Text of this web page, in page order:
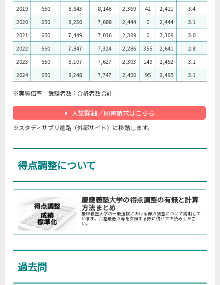
2019 650 8,643 8,146 2,369 42 2,411
3.4
2020
650 8,230 7,688 2,444 0 2,444
3.1
2021
650 7,449 7,016 2,309 0 2,309
3.0
2022
650 7,847 7,324 2,286 355 2,641
2.8
2023
650 8,107 7,627 2,303 149 2,452
3.1
2024
650 8,248 7,747 2,400 95 2,495 3.1
※実質倍率＝受験者数÷合格者数合計
入試詳細／願書請求はこちら
※スタディサプリ進路（外部サイト）に移動します。
得点調整について
慶應義塾大学の得点調整の有無と計算
方法まとめ
慶應義塾大学の一般選抜における得点調整について説明して
います。合格最低点等を参照する際に併せてお読みくださ
い。
過去問